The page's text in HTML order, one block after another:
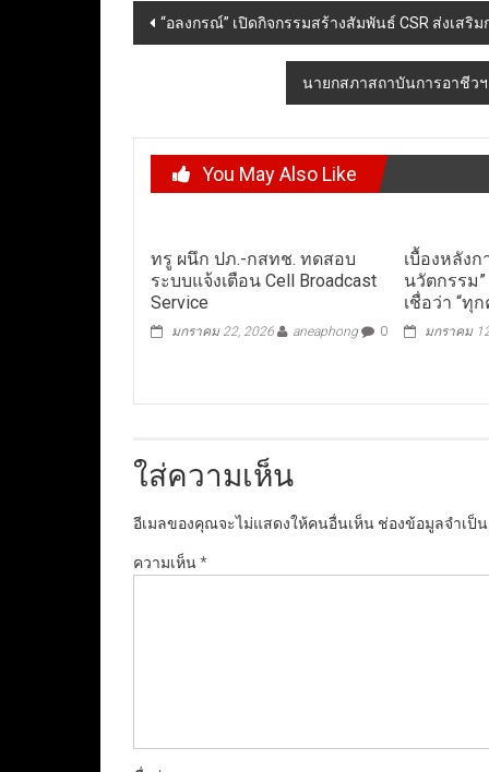
Post
“อลงกรณ์” เปิดกิจกรรมสร้างสัมพันธ์ CSR ส่งเส
นายกสภาสถาบันการอาชีว
You May Also Like
ทรู ผนึก ปภ.-กสทช. ทดสอบ
ระบบแจ้งเตือน Cell Broadcast
Service
มกราคม 22, 2026 aneaphong 0
เบื้องหลังก
นวัตกรรม
เชื่อว่า “ทุ
มกราคม
ใส่ความเห็น
อีเมลของคุณจะไม่แสดงให้คนอื่นเห็น ช่องข้อมูลจำเป็
ความเห็น*